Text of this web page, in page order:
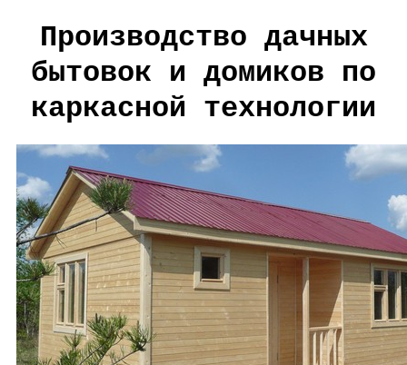
Производство дачных
бытовок и домиков по
каркасной технологии